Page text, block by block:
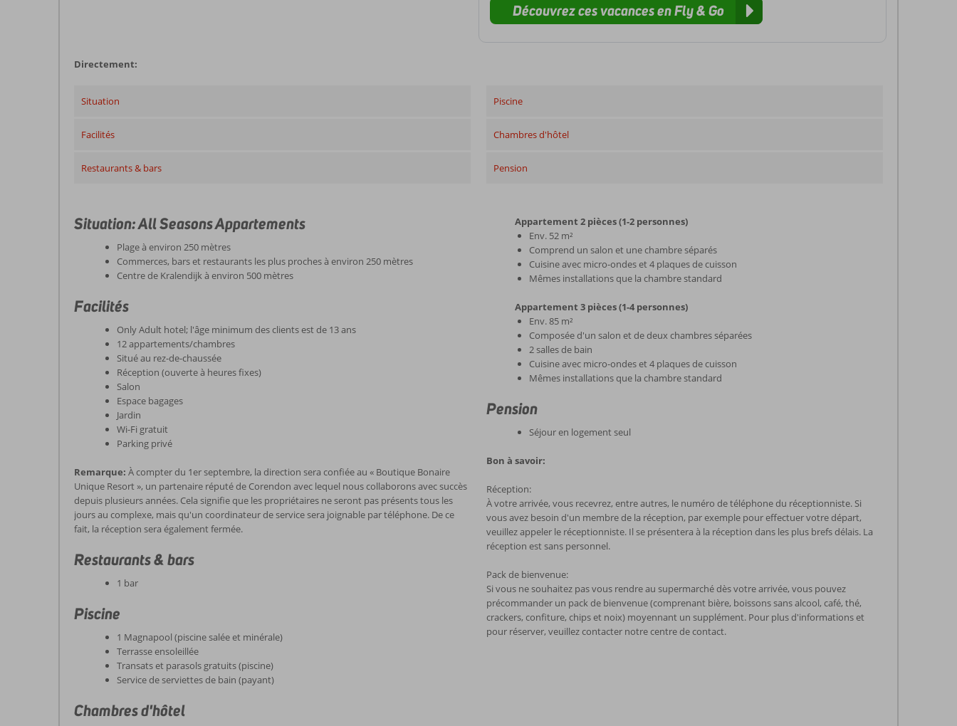
Découvrez ces vacances en Fly & Go
Directement:
Situation
Facilités
Restaurants & bars
Piscine
Chambres d'hôtel
Pension
Situation: All Seasons Appartements
Plage à environ 250 mètres
Commerces, bars et restaurants les plus proches à environ 250 mètres
Centre de Kralendijk à environ 500 mètres
Facilités
Only Adult hotel; l'âge minimum des clients est de 13 ans
12 appartements/chambres
Situé au rez-de-chaussée
Réception (ouverte à heures fixes)
Salon
Espace bagages
Jardin
Wi-Fi gratuit
Parking privé
Remarque: À compter du 1er septembre, la direction sera confiée au « Boutique Bonaire
Unique Resort », un partenaire réputé de Corendon avec lequel nous collaborons avec succès
depuis plusieurs années. Cela signifie que les propriétaires ne seront pas présents tous les
jours au complexe, mais qu'un coordinateur de service sera joignable par téléphone. De ce
fait, la réception sera également fermée.
Restaurants & bars
1 bar
Piscine
1 Magnapool (piscine salée et minérale)
Terrasse ensoleillée
Transats et parasols gratuits (piscine)
Service de serviettes de bain (payant)
Chambres d'hôtel
Appartement 2 pièces (1-2 personnes)
Env. 52 m²
Comprend un salon et une chambre séparés
Cuisine avec micro-ondes et 4 plaques de cuisson
Mêmes installations que la chambre standard
Appartement 3 pièces (1-4 personnes)
Env. 85 m²
Composée d'un salon et de deux chambres séparées
2 salles de bain
Cuisine avec micro-ondes et 4 plaques de cuisson
Mêmes installations que la chambre standard
Pension
Séjour en logement seul
Bon à savoir:
Réception:
À votre arrivée, vous recevrez, entre autres, le numéro de téléphone du réceptionniste. Si
vous avez besoin d'un membre de la réception, par exemple pour effectuer votre départ,
veuillez appeler le réceptionniste. Il se présentera à la réception dans les plus brefs délais. La
réception est sans personnel.
Pack de bienvenue:
Si vous ne souhaitez pas vous rendre au supermarché dès votre arrivée, vous pouvez
précommander un pack de bienvenue (comprenant bière, boissons sans alcool, café, thé,
crackers, confiture, chips et noix) moyennant un supplément. Pour plus d'informations et
pour réserver, veuillez contacter notre centre de contact.